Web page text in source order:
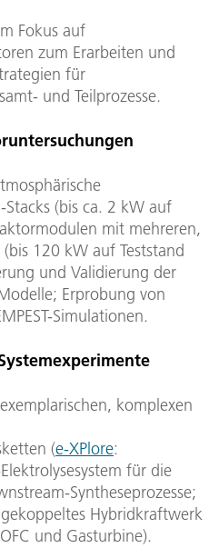
Fokus auf
zum Erarbeiten und
für
und Teilprozesse.
(bis ca. 2 kW auf
mit mehreren,
120 kW auf Teststand
und Validierung der
Modelle; Erprobung von
Simulationen.
komplexen
(e-XPlore:
für die
Syntheseprozesse;
Hybridkraftwerk
und Gasturbine).